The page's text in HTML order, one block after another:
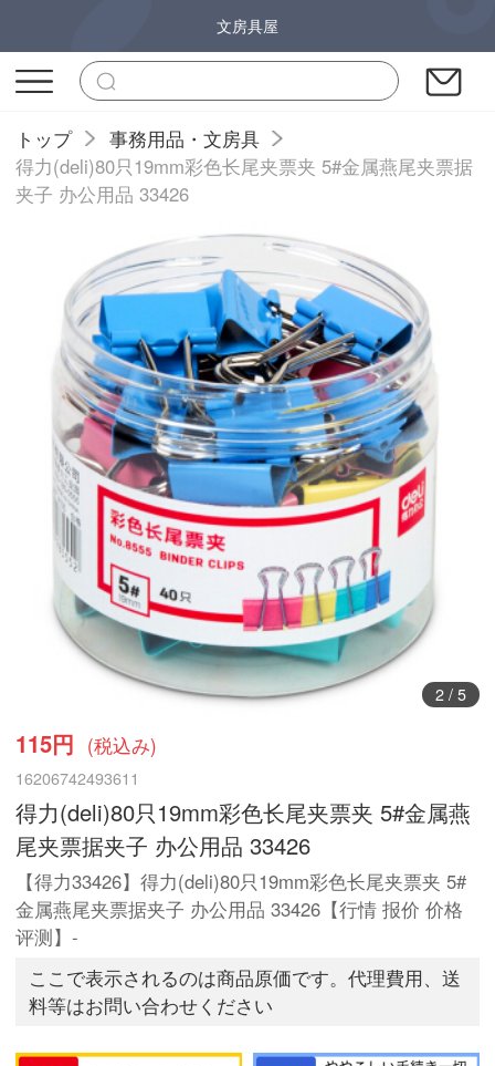
文房具屋
トップ
事務用品・文房具
得力(deli)80只19mm彩色长尾夹票夹 5#金属燕尾夹票据
夹子 办公用品 33426
2/ 5
115円 (税込み)
16206742493611
得力(deli)80只19mm彩色长尾夹票夹 5#金属燕
尾夹票据夹子 办公用品 33426
【得力33426】得力(deli)80只19mm彩色长尾夹票夹 5#
金属燕尾夹票据夹子 办公用品 33426【行情 报价 价格
评测】-
ここで表示されるのは商品原価です。代理費用、送
料等はお問い合わせください